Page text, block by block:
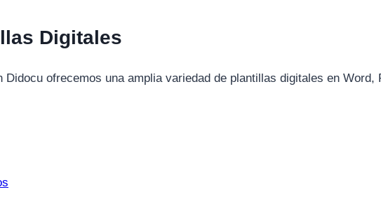
Digitales
Didocu ofrecemos una amplia variedad de plantillas digitales en Word,